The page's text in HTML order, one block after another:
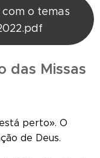
com o temas
das Missas
perto». O
de Deus.